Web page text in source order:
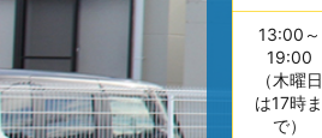
13:00～
19:00
（木曜日
は17時ま
で）